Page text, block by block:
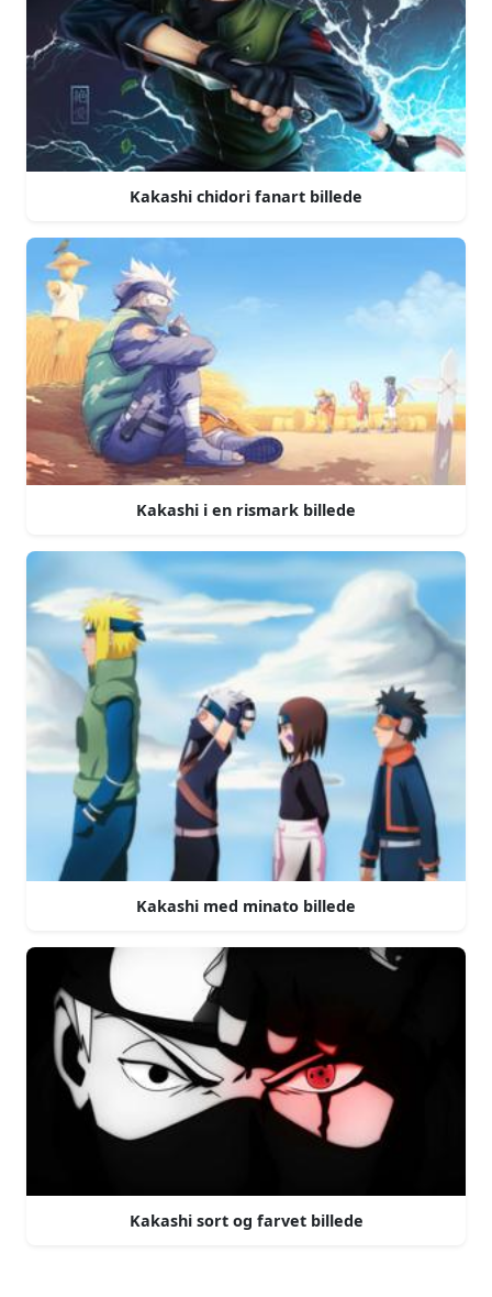
Kakashi chidori fanart billede
Kakashi i en rismark billede
Kakashi med minato billede
Kakashi sort og farvet billede